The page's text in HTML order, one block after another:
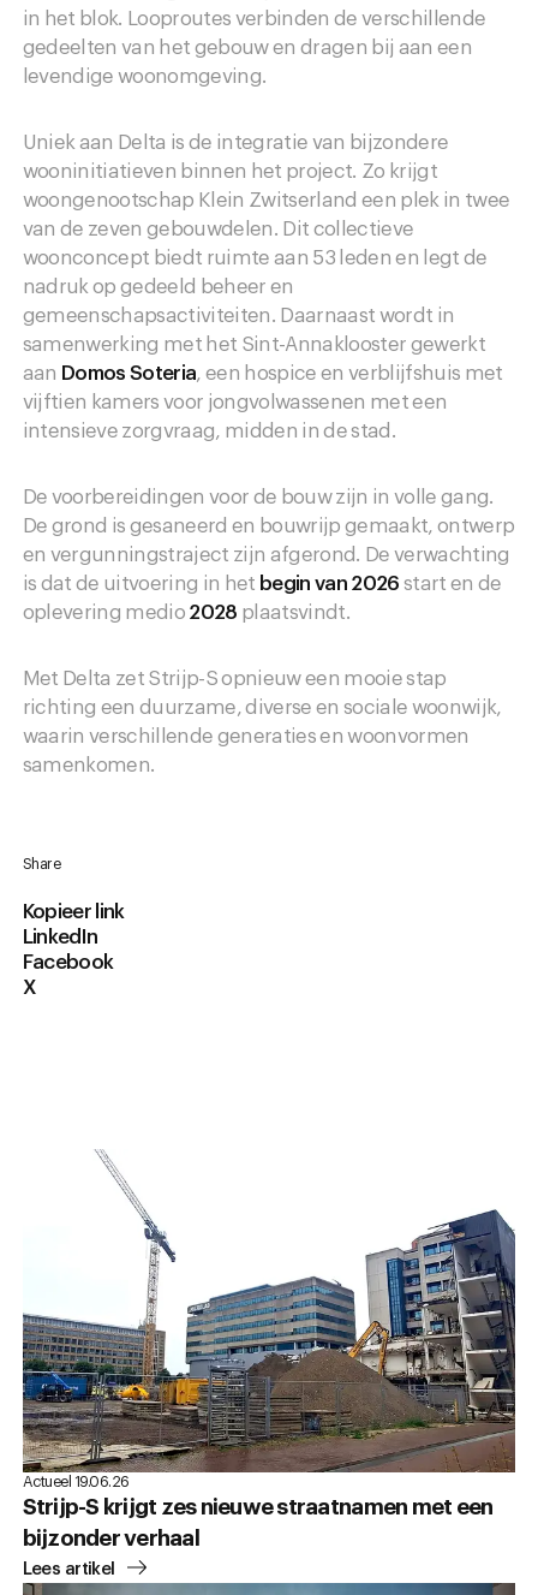
in het blok. Looproutes verbinden de verschillende
gedeelten van het gebouw en dragen bij aan een
levendige woonomgeving.
Uniek aan Delta is de integratie van bijzondere
wooninitiatieven binnen het project. Zo krijgt
woongenootschap Klein Zwitserland een plek in twee
van de zeven gebouwdelen. Dit collectieve
woonconcept biedt ruimte aan 53 leden en legt de
nadruk op gedeeld beheer en
gemeenschapsactiviteiten. Daarnaast wordt in
samenwerking met het Sint-Annaklooster gewerkt
aan Domos Soteria, een hospice en verblijfshuis met
vijftien kamers voor jongvolwassenen met een
intensieve zorgvraag, midden in de stad.
De voorbereidingen voor de bouw zijn in volle gang.
De grond is gesaneerd en bouwrijp gemaakt, ontwerp
en vergunningstraject zijn afgerond. De verwachting
is dat de uitvoering in het begin van 2026 start en de
oplevering medio 2028 plaatsvindt.
Met Delta zet Strijp-S opnieuw een mooie stap
richting een duurzame, diverse en sociale woonwijk,
waarin verschillende generaties en woonvormen
samenkomen.
Share
Kopieer link
LinkedIn
Facebook
X
Actueel 19.06.26
Strijp-S krijgt zes nieuwe straatnamen met een
bijzonder verhaal
Lees artikel